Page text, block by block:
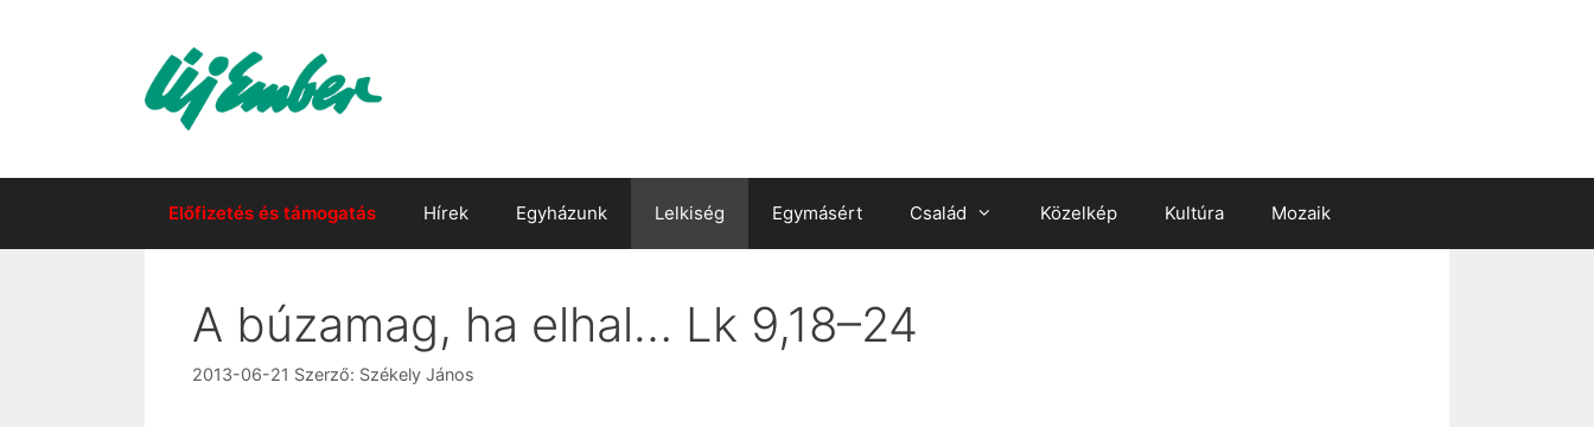
Előfizetés és támogatás Hírek Egyházunk Lelkiség Egymásért Család Közelkép Kultúra Mozaik
A búzamag, ha elhal… Lk 9,18–24
2013-06-21 Szerző: Székely János